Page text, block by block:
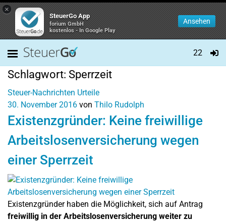
×
SteuerGo App
forium GmbH
kostenlos - In Google Play
Ansehen
22
Schlagwort: Sperrzeit
Steuer-Nachrichten Urteile
30. November 2016 von Thilo Rudolph
Existenzgründer: Keine freiwillige
Arbeitslosenversicherung wegen
einer Sperrzeit
Existenzgründer haben die Möglichkeit, sich auf Antrag
freiwillig in der Arbeitslosenversicherung weiter zu